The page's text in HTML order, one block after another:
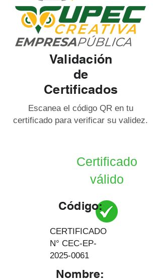
Validación
de
Certificados
Escanea el código QR en tu
certificado para verificar su validez.
Certificado
válido
Código:
CERTIFICADO
N° CEC-EP-
2025-0061
Nombre: